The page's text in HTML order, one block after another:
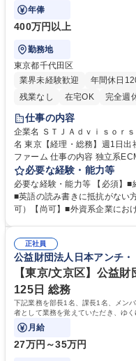
任担当として広く活躍できる環境です
年俸
400万円以上
勤務地
東京都千代田区
業界未経験歓迎
年間休日
残業なし
在宅OK 完全週
仕事の内容
企業名 ＳＴＪＡｄｖｉｓｏｒｓ
名 東京【経理・総務】週1日
ファーム 仕事の内容 独立系ECMアドバイザリーファームとして上場前後
の資本市場戦略を設計する当社
バックオフィス業務からスター
できる環境です。 ■日常経理、月次および年次決算サポート業務 ■本国
（グローバル）との英文メール
業務をお任せします。残業も基
を進めやすく定着率の高い環境です。 募集職種 東京【経理
出社程度のリモート中心/残業
必要な経験・能力等
必要な経験・能力等 【必須】■
■英語の読み書きに抵抗がない
可）【尚可】■外資系企業にお
【働き方について】現在は週4
ライフバランスを重視する方に
談可）。【求める人物像】幅
社内外と円滑にコミュニケーシ
歴・資格 学歴：大学院 大学
正社員
公益財団法人日本アンチ
【東京/文京区】公益
125日 総務
下記業務を部長1名、課長1名、メン
者として業務を覚えていただき、ゆ
躍いただくことを期待しています。
月給
27万円～35万円